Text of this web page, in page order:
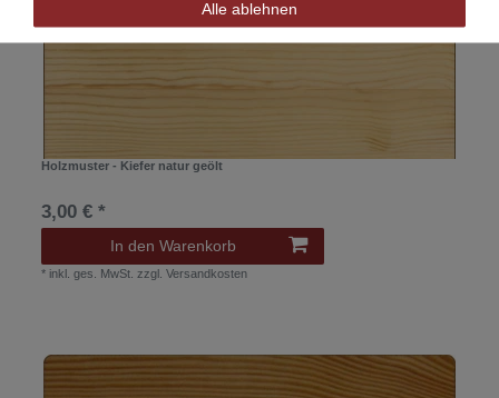
Holzmuster - Kiefer natur geölt
3,00 € *
In den Warenkorb
* inkl. ges. MwSt. zzgl.Versandkosten
Alle ablehnen